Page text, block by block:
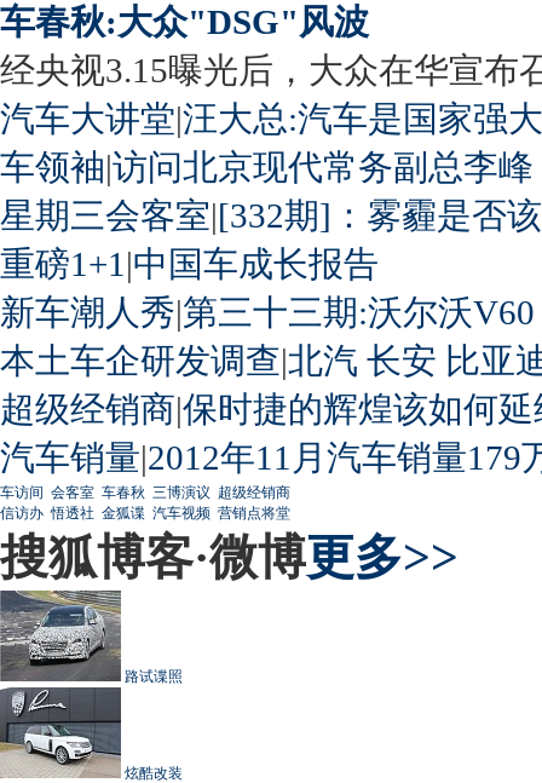
车春秋:大众"DSG"风波
经央视3.15曝光后，大众在华宣布
汽车大讲堂|汪大总:汽车是国家强
车领袖|访问北京现代常务副总李峰
星期三会客室|[332期]：雾霾是否
重磅1+1 |中国车成长报告
新车潮人秀|第三十三期:沃尔沃
本土车企研发调查|北汽 长安 比亚
超级经销商|保时捷的辉煌该如何延
汽车销量|2012年11月汽车销量179
车访间 会客室 车春秋 三博演议 超级经销商
信访办 悟透社 金狐谍 汽车视频 营销点将堂
搜狐博客·微博更多>>
路试谍照
炫酷改装